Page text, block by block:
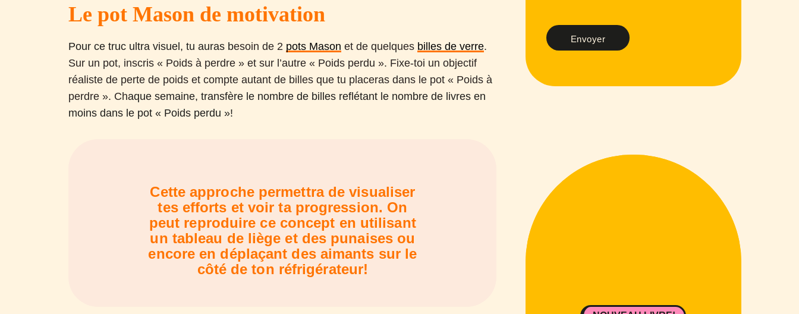
Le pot Mason de motivation
Pour ce truc ultra visuel, tu auras besoin de 2 pots Mason et de quelques billes de verre.
Sur un pot, inscris « Poids à perdre » et sur l’autre « Poids perdu ». Fixe-toi un objectif
réaliste de perte de poids et compte autant de billes que tu placeras dans le pot « Poids à
perdre ». Chaque semaine, transfère le nombre de billes reflétant le nombre de livres en
moins dans le pot « Poids perdu »!
Cette approche permettra de visualiser
tes efforts et voir ta progression. On
peut reproduire ce concept en utilisant
un tableau de liège et des punaises ou
encore en déplaçant des aimants sur le
côté de ton réfrigérateur!